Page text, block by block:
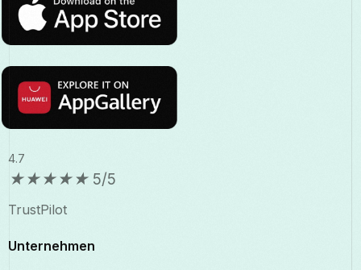
4.7
★★★★★ 5/5
TrustPilot
Unternehmen